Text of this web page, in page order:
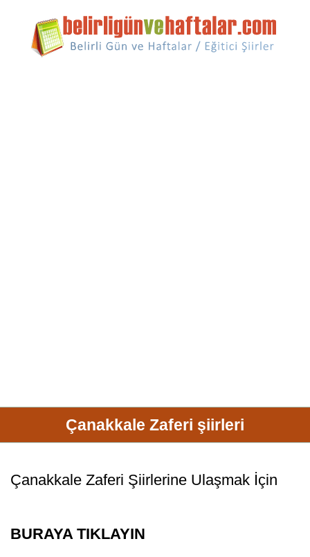
Çanakkale Zaferi şiirleri
Çanakkale Zaferi Şiirlerine Ulaşmak İçin
BURAYA TIKLAYIN